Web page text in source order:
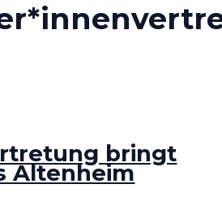
bringt
Altenheim